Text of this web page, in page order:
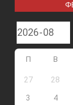
П В
27 28
3
4